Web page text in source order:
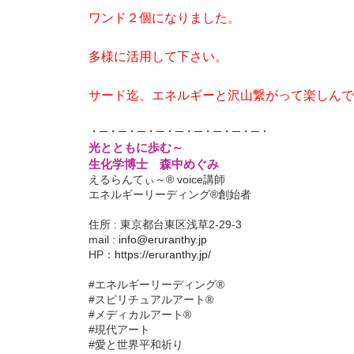
ワンド２個になりました。
多様に活用して下さい。
サード迄、エネルギーと沢山繋がって楽しん
・─・─・─・─・─・─・─・─・─・
光とともに歩む～
生化学博士 森中めぐみ
えるらんてぃ～® voice講師
エネルギーリーディング®創始者
住所 : 東京都台東区浅草2-29-3
mail : info@eruranthy.jp
HP： https://eruranthy.jp/
#エネルギーリーディング®︎
#スピリチュアルアート®︎
#メディカルアート®︎
#現代アート
#愛と世界平和祈り